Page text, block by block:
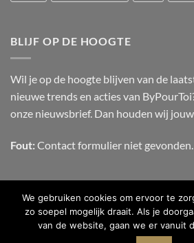
BLIJF OP DE HOOGTE
Wil je op de hoogte blijven van de
nieuwe trends en acties van
onze nieuwsbrief. Dan houden wij
Fout: Contact formulier niet gevonden.
OVER ONS
We gebruiken cookies om ervoor te
zo soepel mogelijk draait. Als je
van de website, gaan we er vanuit